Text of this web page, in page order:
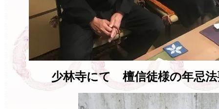
少林寺にて 檀信徒様の年忌